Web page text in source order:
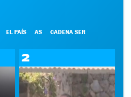
EL PAÍS AS CADENA SER
2